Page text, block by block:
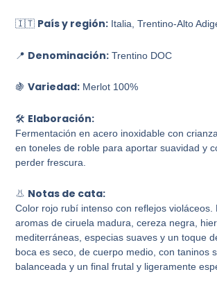
🇮🇹 País y región: Italia, Trentino-Alto
📍 Denominación: Trentino DOC
🍇Variedad: Merlot 100%
🛠️ Elaboración:
Fermentación en acero inoxidable con
en toneles de roble para aportar suavidad y
perder frescura.
👃 Notas de cata:
Color rojo rubí intenso con reflejos violáceos.
aromas de ciruela madura, cereza negra,
mediterráneas, especias suaves y un toque
boca es seco, de cuerpo medio, con taninos
balanceada y un final frutal y ligeramente